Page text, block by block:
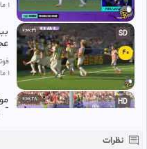
1 ماه پیش
40
0:00:31 SD
1 ماه پیش
0:00:28 HD
نظرات